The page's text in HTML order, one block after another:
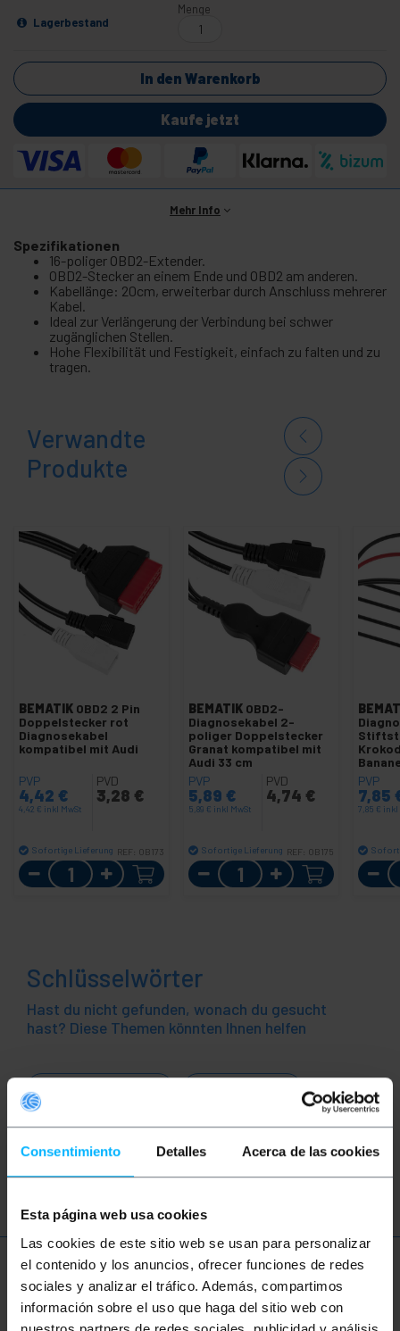
Consentimiento Detalles Acerca de las cookies
Esta página web usa cookies
Las cookies de este sitio web se usan para personalizar
el contenido y los anuncios, ofrecer funciones de redes
sociales y analizar el tráfico. Además, compartimos
información sobre el uso que haga del sitio web con
Lagerbestand
Menge
In den Warenkorb
Kaufe jetzt
Mehr Info
Spezifikationen
16-poliger OBD2-Extender.
OBD2-Stecker an einem Ende und OBD2 am anderen.
Kabellänge: 20cm, erweiterbar durch Anschluss mehrerer
Kabel.
Ideal zur Verlängerung der Verbindung bei schwer
zugänglichen Stellen.
Hohe Flexibilität und Festigkeit, einfach zu falten und zu
tragen.
Verwandte
Produkte
BEMATIK OBD2 2 Pin
Doppelstecker rot
Diagnosekabel
kompatibel mit Audi
PVP
4,42 €
4,42 € inkl MwSt
PVD
3,28 €
Sofortige Lieferung REF: OB173
Menge
BEMATIK OBD2-
Diagnosekabel 2-
poliger Doppelstecker
Granat kompatibel mit
Audi 33 cm
PVP
5,89 €
5,89 € inkl MwSt
PVD
4,74 €
Sofortige Lieferung REF: OB175
Menge
PVP
7,85
7,85 € inkl
Schlüsselwörter
Hast du nicht gefunden, wonach du gesucht
hast? Diese Themen könnten Ihnen helfen
OBD-Kabel OBD2-Kabel Auto
Mehr Info